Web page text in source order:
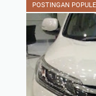
POSTINGAN